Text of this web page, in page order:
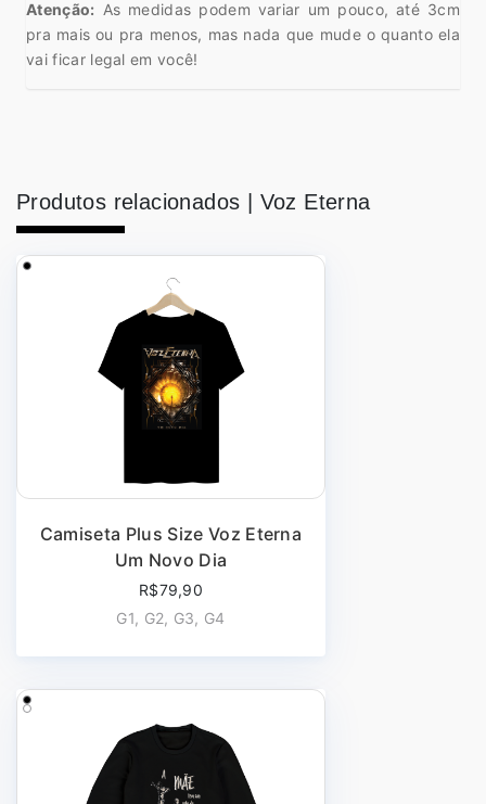
Atenção: As medidas podem variar um pouco, até 3cm
pra mais ou pra menos, mas nada que mude o quanto ela
vai ficar legal em você!
Produtos relacionados | Voz Eterna
Camiseta Plus Size Voz Eterna
Um Novo Dia
R$79,90
G1, G2, G3, G4